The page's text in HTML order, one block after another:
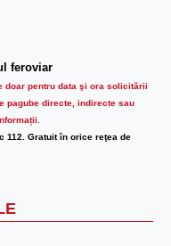
feroviar
doar pentru data şi ora solicitării
pagube directe, indirecte sau
112. Gratuit în orice reţea de